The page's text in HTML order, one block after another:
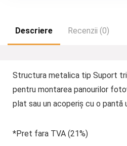
Descriere Recenzii (0)
Structura metalica tip Suport
pentru montarea panourilor
plat sau un acoperiș cu o pantă
*Pret fara TVA (21%)